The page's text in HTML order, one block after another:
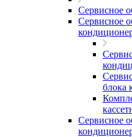
Сервисное
Сервисное
блока
Сервисное